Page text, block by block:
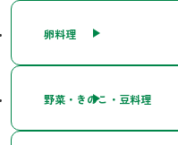
卵料理
野菜・きのこ・豆料理